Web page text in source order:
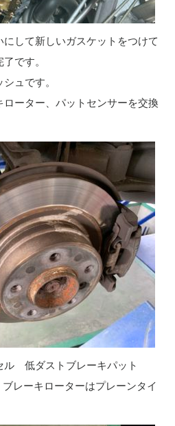
して新しいガスケットをつけて
です。
ュです。
ーター、パットセンサーを交換
ル 低ダストブレーキパット
レーキローターはプレーンタイ